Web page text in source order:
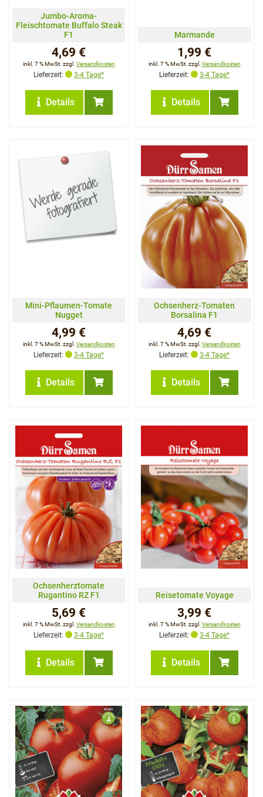
Jumbo-Aroma-
Fleischtomate Buffalo Steak
F1
4,69 €
inkl. 7 % MwSt. zzgl. Versandkosten
Lieferzeit: 3-4 Tage*
Details
Marmande
1,99 €
inkl. 7 % MwSt. zzgl. Versandkosten
Lieferzeit: 3-4 Tage*
Details
Mini-Pflaumen-Tomate
Nugget
4,99 €
inkl. 7 % MwSt. zzgl. Versandkosten
Lieferzeit: 3-4 Tage*
Details
Ochsenherz-Tomaten
Borsalina F1
4,69 €
inkl. 7 % MwSt. zzgl. Versandkosten
Lieferzeit: 3-4 Tage*
Details
Ochsenherztomate
Rugantino RZ F1
5,69 €
inkl. 7 % MwSt. zzgl. Versandkosten
Lieferzeit: 3-4 Tage*
Details
Reisetomate Voyage
3,99 €
inkl. 7 % MwSt. zzgl. Versandkosten
Lieferzeit: 3-4 Tage*
Details